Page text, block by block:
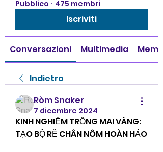
Pubblico · 475 membri
Iscriviti
Conversazioni Multimedia
Indietro
Ròm Snaker
7 dicembre 2024
KINH NGHIỆM TRỒNG MAI VÀNG:
TẠO BỘ RỄ CHÂN NÔM HOÀN HẢO